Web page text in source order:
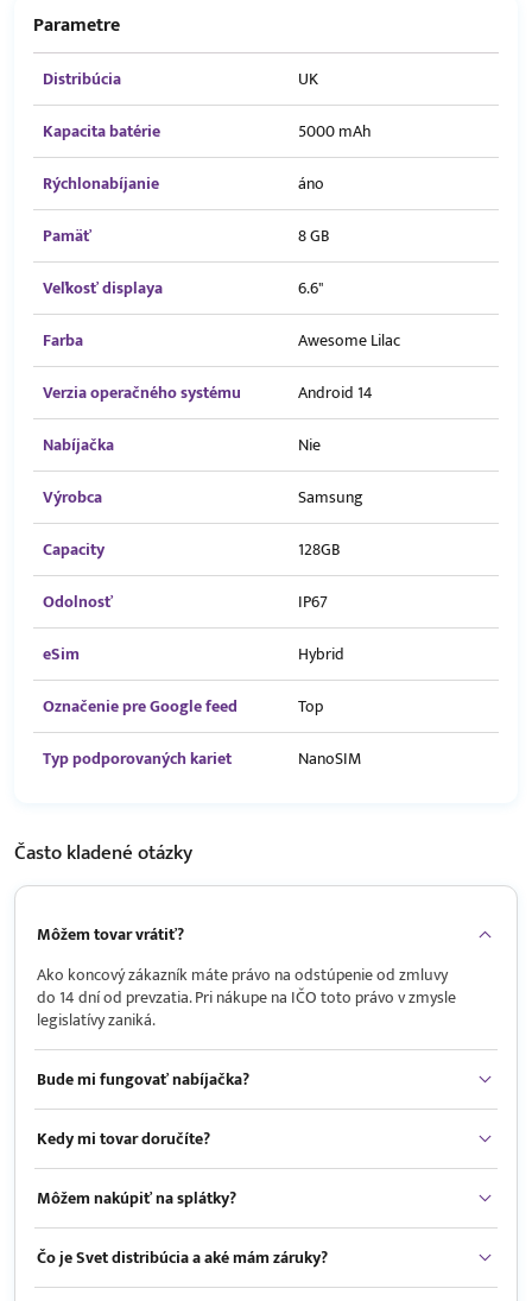
Parametre
Distribúcia
UK
Kapacita batérie
5000 mAh
Rýchlonabíjanie
áno
Pamäť
8 GB
Veľkosť displaya
6.6"
Farba
Awesome Lilac
Verzia operačného systému
Android 14
Nabíjačka
Nie
Výrobca
Samsung
Capacity
128GB
Odolnosť
IP67
eSim
Hybrid
Označenie pre Google feed
Top
Typ podporovaných kariet
NanoSIM
Často kladenéotázky
Môžem tovar vrátiť?
Ako koncový zákazník máte právo na odstúpenie od zmluvy
do 14 dní od prevzatia. Pri nákupe na IČO toto právo v zmysle
legislatívy zaniká.
Bude mi fungovať nabíjačka?
Kedy mi tovar doručíte?
Môžem nakúpiť na splátky?
Čo je Svet distribúcia a aké mám záruky?